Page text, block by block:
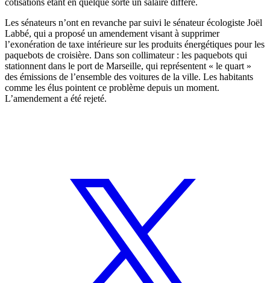
Les sénateurs n’ont en revanche par suivi le sénateur écologiste Joël
Labbé, qui a proposé un amendement visant à supprimer
l’exonération de taxe intérieure sur les produits énergétiques pour les
paquebots de croisière. Dans son collimateur : les paquebots qui
stationnent dans le port de Marseille, qui représentent « le quart »
des émissions de l’ensemble des voitures de la ville. Les habitants
comme les élus pointent ce problème depuis un moment.
L’amendement a été rejeté.